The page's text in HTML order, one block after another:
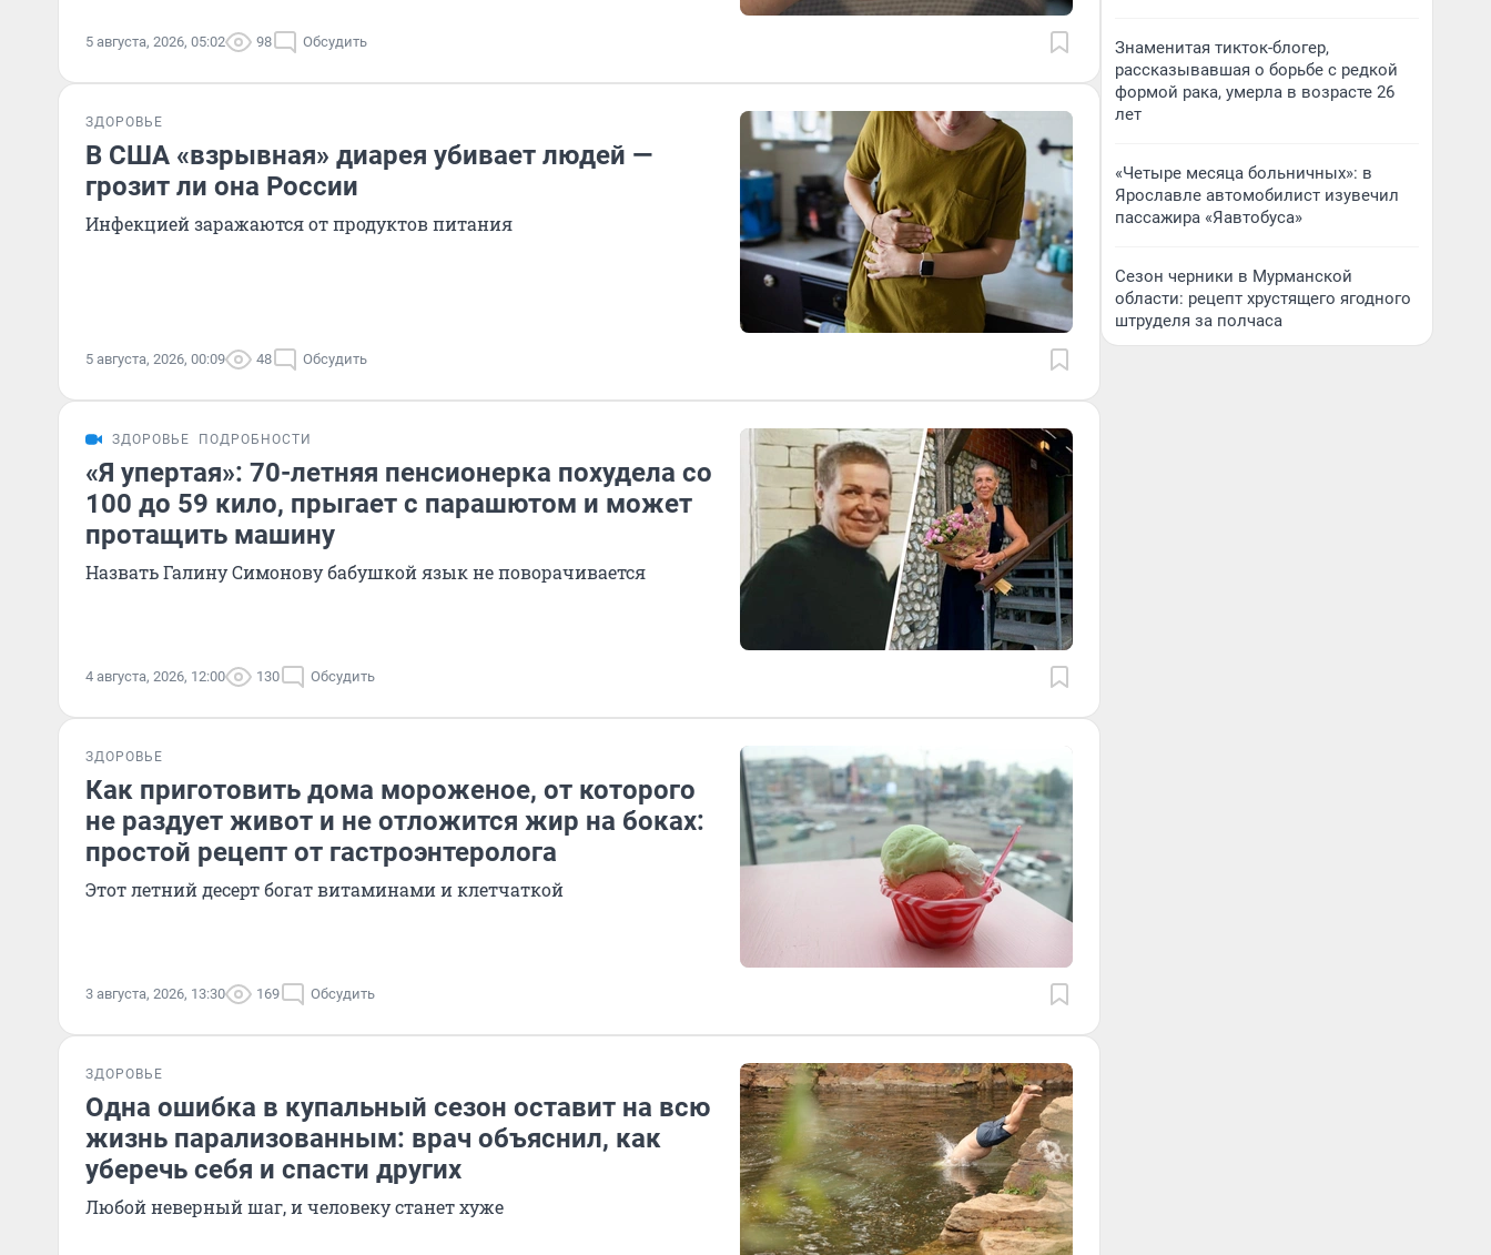
5 августа, 2026, 05:02 98 Обсудить
ЗДОРОВЬЕ
В США «взрывная» диарея убивает людей —
грозит ли она России
Инфекцией заражаются от продуктов питания
5 августа, 2026, 00:09 48 Обсудить
ЗДОРОВЬЕ ПОДРОБНОСТИ
«Я упертая»: 70-летняя пенсионерка похудела со
100 до 59 кило, прыгает с парашютом и может
протащить машину
Назвать Галину Симонову бабушкой язык не поворачивается
4 августа, 2026, 12:00 130 Обсудить
ЗДОРОВЬЕ
Как приготовить дома мороженое, от которого
не раздует живот и не отложится жир на боках:
простой рецепт от гастроэнтеролога
Этот летний десерт богат витаминами и клетчаткой
3 августа, 2026, 13:30 169 Обсудить
ЗДОРОВЬЕ
Одна ошибка в купальный сезон оставит на всю
жизнь парализованным: врач объяснил, как
уберечь себя и спасти других
Любой неверный шаг, и человеку станет хуже
Знаменитая тикток-блогер,
рассказывавшая о борьбе с редкой
формой рака, умерла в возрасте 26
лет
«Четыре месяца больничных»: в
Ярославле автомобилист изувечил
пассажира «Яавтобуса»
Сезон черники в Мурманской
области: рецепт хрустящего ягодного
штруделя за полчаса